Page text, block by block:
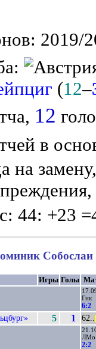
2019/
(12–
12
в
на
44: +23
Собослаи
Игры Голы
Гнк
6:2
5 1 62..
ЛМо
2:2